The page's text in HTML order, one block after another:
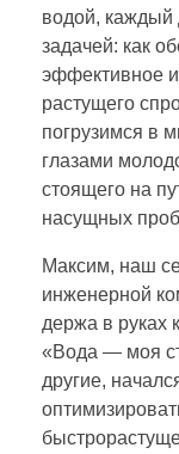
водой, каждый
задачей: как
эффективное
растущего
погрузимся в
глазами
стоящего на
насущных
Максим, наш
инженерной
держа в руках
«Вода — моя
другие,